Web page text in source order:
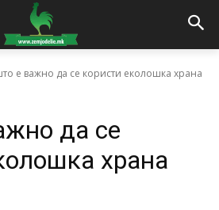
е важно да се користи еколошка храна
да се
храна